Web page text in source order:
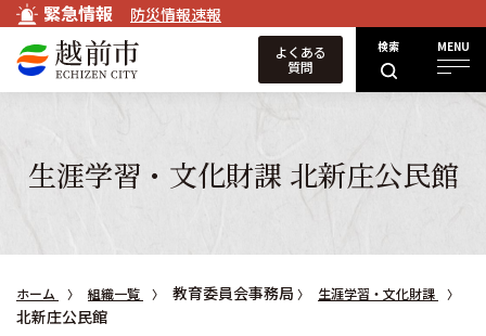
緊急情報 防災情報速報
検索 MENU
よくある
質問
生涯学習・文化財課 北新庄公民館
ホーム 組織一覧 教育委員会事務局 生涯学習・文化財課
北新庄公民館